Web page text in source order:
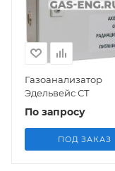
Газоанализатор
Эдельвейс СТ
По запросу
ПОД ЗАКАЗ